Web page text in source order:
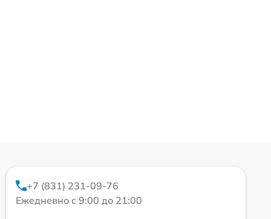
+7 (831) 231-09-76
Ежедневно с 9:00 до 21:00